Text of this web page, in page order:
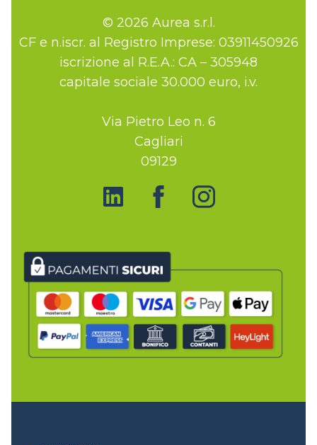
© 2026 Aurea s.r.l.
CF e n.iscr. al Registro Imprese: 03911450926
iscrizione al R.E.A.: CA – 305948
capitale sociale 30.000 euro, i.v.
Via Pietro Leo n. 6
Cagliari
09129